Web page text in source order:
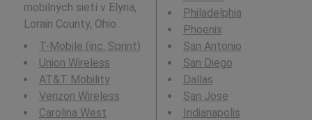
mobilných sietí v Elyria,
Lorain County, Ohio .
T-Mobile (inc. Sprint)
Union Wireless
AT&T Mobility
Verizon Wireless
Carolina West
Philadelphia
Phoenix
San Antonio
San Diego
Dallas
San Jose
Indianapolis